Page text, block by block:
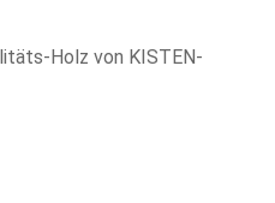
Holz von KISTEN-